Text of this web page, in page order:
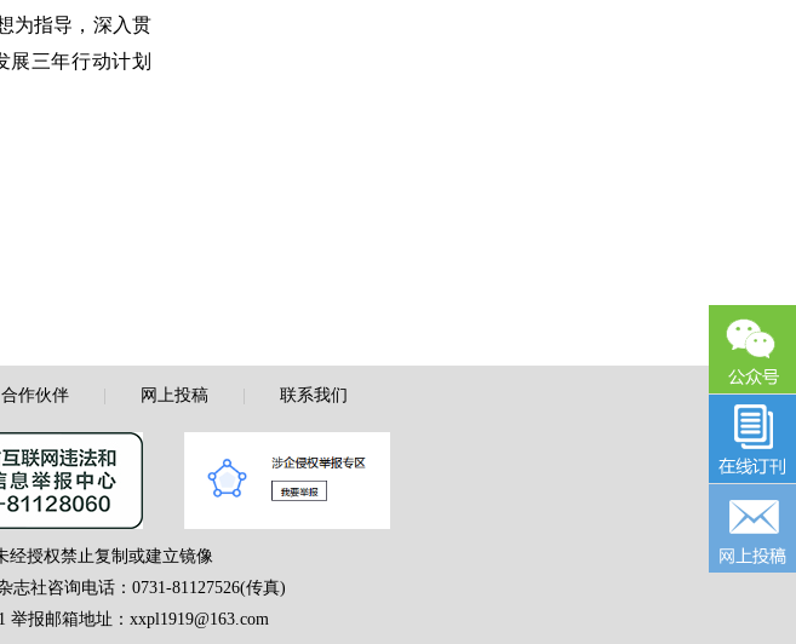
为指导，深入贯
展三年行动计划
合作伙伴| 网上投稿| 联系我们
经授权禁止复制或建立镜像
志社咨询电话：0731-81127526(传真)
举报邮箱地址：xxpl1919@163.com